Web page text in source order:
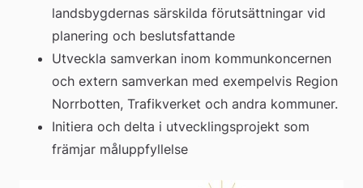
landsbygdernas särskilda förutsättningar vid
planering och beslutsfattande
Utveckla samverkan inom kommunkoncernen
och extern samverkan med exempelvis Region
Norrbotten, Trafikverket och andra kommuner.
Initiera och delta i utvecklingsprojekt som
främjar måluppfyllelse